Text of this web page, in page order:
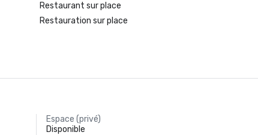
Restaurant sur place
Restauration sur place
Espace (privé)
Disponible